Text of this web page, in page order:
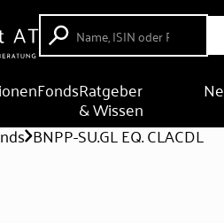
FondsRatgeber
& Wissen
BNPP-SU.GL EQ. CLACDL